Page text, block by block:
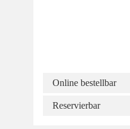
Online bestellbar
Reservierbar